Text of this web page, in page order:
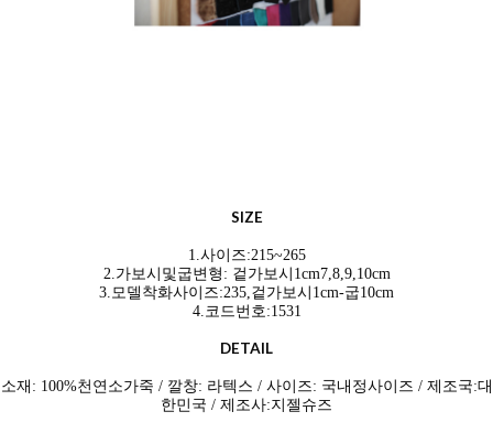
SIZE
1.사이즈:215~265
2.가보시및굽변형: 겉가보시1cm7,8,9,10cm
3.모델착화사이즈:235,겉가보시1cm-굽10cm
4.코드번호:1531
DETAIL
소재: 100%천연소가죽 / 깔창: 라텍스 / 사이즈: 국내정사이즈 / 제조국:대
한민국 / 제조사:지젤슈즈